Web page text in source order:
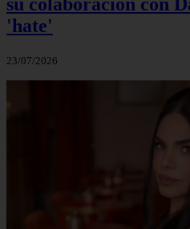
'hate'
23/07/2026